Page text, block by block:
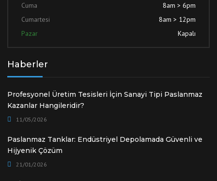
Cuma
8am > 6pm
Cumartesi
8am > 12pm
Pazar
Kapalı
Haberler
Profesyonel Üretim Tesisleri İçin Sanayi Tipi Paslanmaz
Kazanlar Hangileridir?
11/05/2026
Paslanmaz Tanklar: Endüstriyel Depolamada Güvenli ve
Hijyenik Çözüm
21/01/2026